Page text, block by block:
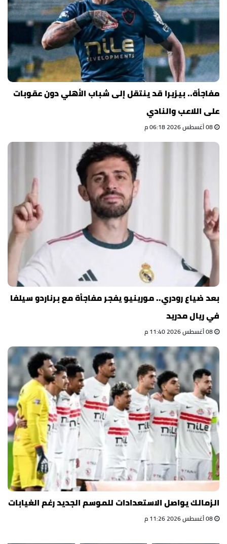
مفاجأة.. بيزيرا قد ينتقل إلى شباب الأهلي دون عقوبات
على اللاعب والنادي
بعد ضياع رودري.. مورينيو يفجر مفاجأة مع برناردو سيلفا
في ريال مدريد
الزمالك يواصل الاستعدادات للموسم الجديد رغم الغيابات